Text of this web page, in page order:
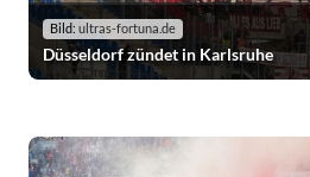
Bild: ultras-fortuna.de
Düsseldorf zündet in Karlsruhe